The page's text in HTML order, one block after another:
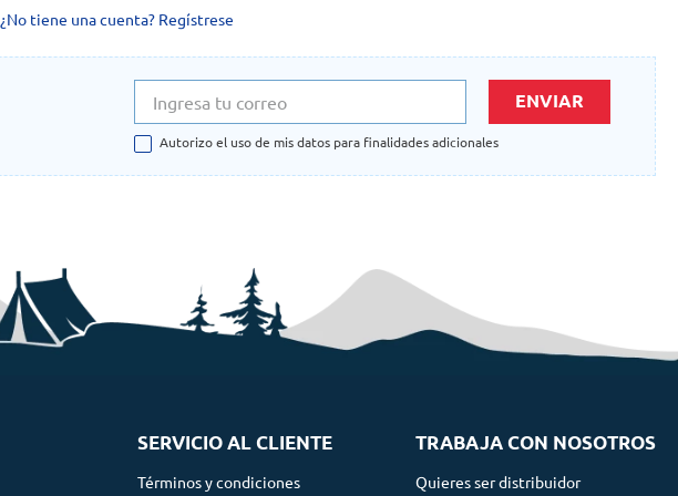
¿No tiene una cuenta? Regístrese
ENVIAR
Autorizo el uso de mis datos para finalidades adicionales
SERVICIO AL CLIENTE
Términos y condiciones
TRABAJA CON NOSOTROS
Quieres ser distribuidor